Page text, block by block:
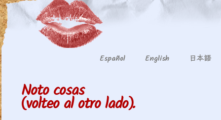
Español English 日本語
Noto cosas
(volteo al otro lado).